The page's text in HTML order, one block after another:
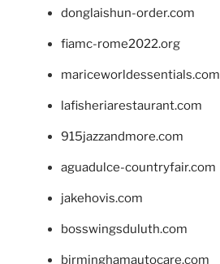
donglaishun-order.com
fiamc-rome2022.org
mariceworldessentials.com
lafisheriarestaurant.com
915jazzandmore.com
aguadulce-countryfair.com
jakehovis.com
bosswingsduluth.com
birminghamautocare.com